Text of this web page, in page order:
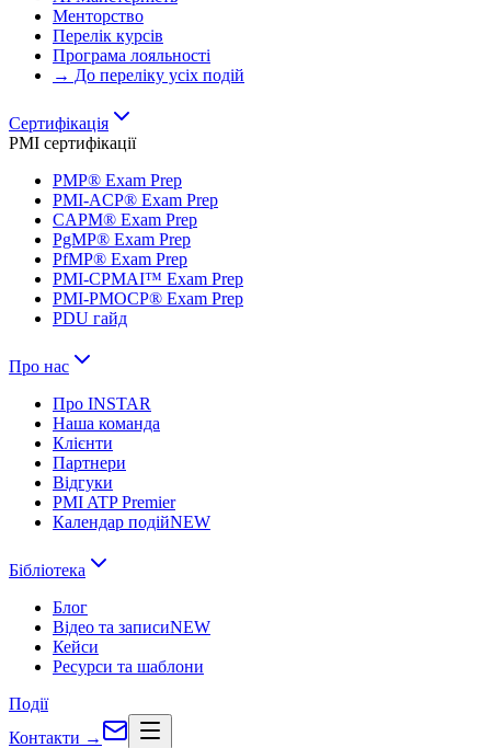
Менторство
Перелік курсів
Програма лояльності
→ До переліку усіх подій
Сертифікація
PMI сертифікації
PMP® Exam Prep
PMI-ACP® Exam Prep
CAPM® Exam Prep
PgMP® Exam Prep
PfMP® Exam Prep
PMI-CPMAI™ Exam Prep
PMI-PMOCP® Exam Prep
PDU гайд
Про нас
Про INSTAR
Наша команда
Клієнти
Партнери
Відгуки
PMI ATP Premier
Календар подійNEW
Бібліотека
Блог
Відео та записиNEW
Кейси
Ресурси та шаблони
Події
Контакти →